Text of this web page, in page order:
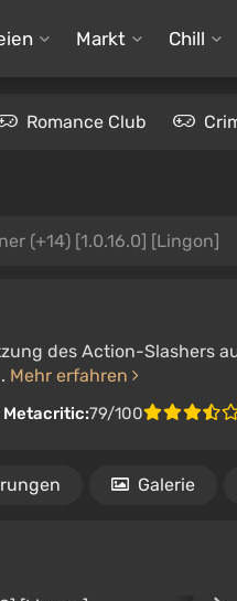
Markt Chill
Romance Club
(+14) [1.0.16.0] [Lingon]
des Action-Slashers
Mehr erfahren
Metacritic:79/100
Galerie